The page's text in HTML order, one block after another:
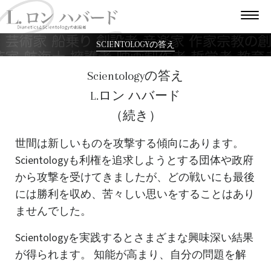
SCIENTOLOGYの答え
Scientologyの答え
L.ロン ハバード
（続き）
世間は新しいものを攻撃する傾向にあります。
Scientologyも利権を追求しようとする団体や政府
から攻撃を受けてきましたが、どの戦いにも最後
には勝利を収め、苦々しい思いをすることはあり
ませんでした。
Scientologyを実践するとさまざまな興味深い結果
が得られます。 知能が高まり、自分の問題を解